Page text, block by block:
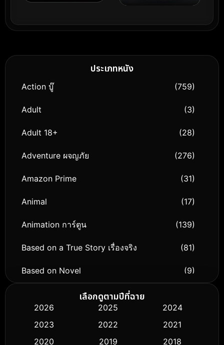
คาเฟ่ (2023)
ประเภทหนัง
Action บู๊ (759)
Adult (3)
Adult 18+ (28)
Adventure ผจญภัย (276)
Amazon Prime (31)
Animal (17)
Animation การ์ตูน (139)
Based on a True Story เรื่องจริง (81)
Based on Novel (9)
Biography ชีวิตจริง
Classic หนังคลาสสิก (50)
เลือกดูตามปีที่ฉาย
2026 2025
2024
2023
2022
2021
2020
2019
2018